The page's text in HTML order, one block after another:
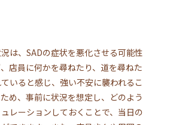
は、SADの症状を悪化させる可能性
店員に何かを尋ねたり、道を尋ねた
いると感じ、強い不安に襲われるこ
め、事前に状況を想定し、どのよう
レーションしておくことで、当日の